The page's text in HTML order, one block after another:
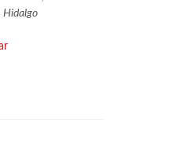
Hidalgo